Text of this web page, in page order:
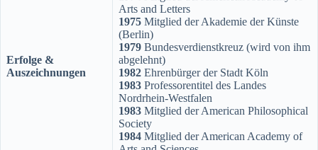
Erfolge &
Auszeichnungen
Arts and Letters
1975 Mitglied der Akademie der Künste
(Berlin)
1979 Bundesverdienstkreuz (wird von ihm
abgelehnt)
1982 Ehrenbürger der Stadt Köln
1983 Professorentitel des Landes
Nordrhein-Westfalen
1983 Mitglied der American Philosophical
Society
1984 Mitglied der American Academy of